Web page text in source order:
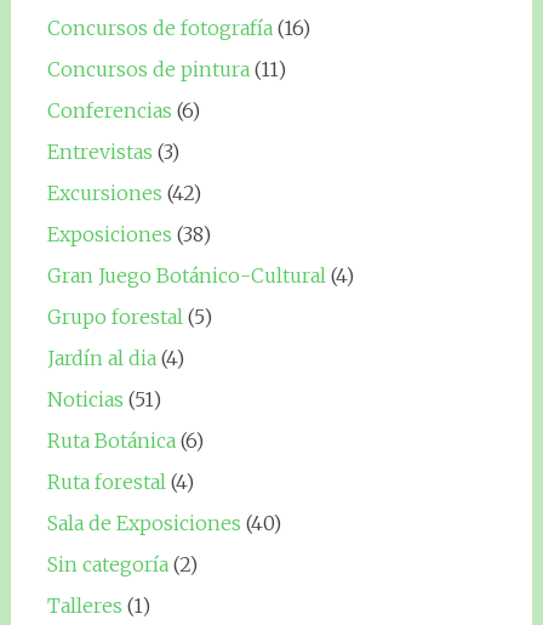
Concursos de fotografía(16)
Concursos de pintura(11)
Conferencias (6)
Entrevistas (3)
Excursiones (42)
Exposiciones (38)
Gran Juego Botánico-Cultural(4)
Grupo forestal(5)
Jardín al dia(4)
Noticias (51)
Ruta Botánica(6)
Ruta forestal(4)
Sala de Exposiciones (40)
Sin categoría(2)
Talleres (1)